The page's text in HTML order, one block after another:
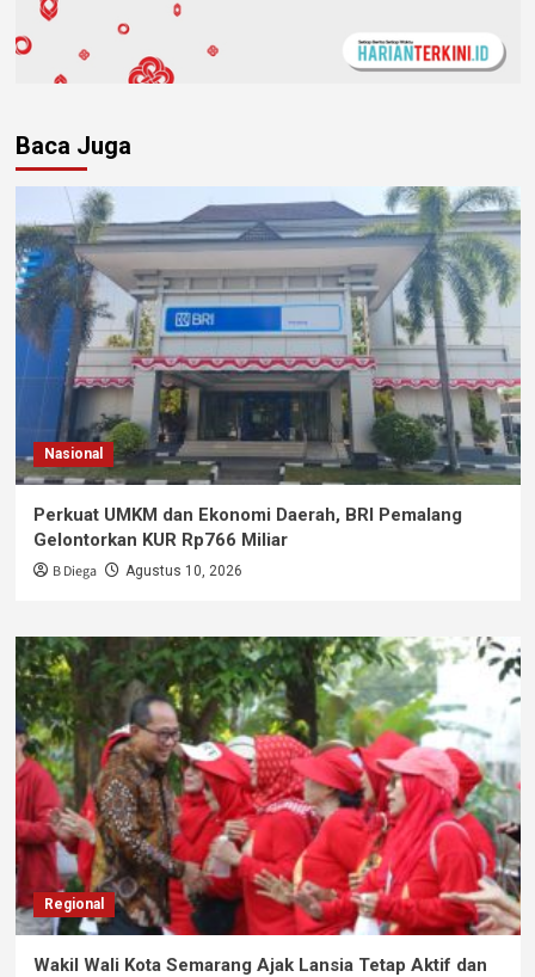
Baca Juga
Nasional
Perkuat UMKM dan Ekonomi Daerah, BRI Pemalang
Gelontorkan KUR Rp766 Miliar
B Diega Agustus 10, 2026
Regional
Wakil Wali Kota Semarang Ajak Lansia Tetap Aktif dan